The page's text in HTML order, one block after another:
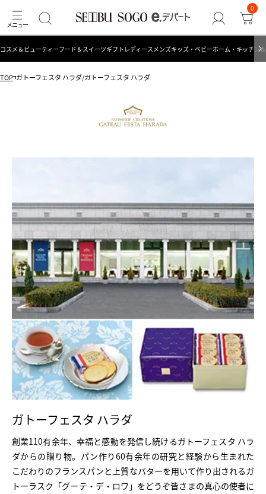
0
コスメ＆ビューティーフード＆スイーツギフト レディース メンズキッズ・ベビーホーム・キッチン
TOP ガトーフェスタ ハラダ/ガトーフェスタ ハラダ
ガトーフェスタ ハラダ
創業110有余年、幸福と感動を発信し続けるガトーフェスタ ハラ
ダからの贈り物。パン作り60有余年の研究と経験から生まれた
こだわりのフランスパンと上質なバターを用いて作り出されるガ
トーラスク「グーテ・デ・ロワ」をどうぞ皆さまの真心の使者に